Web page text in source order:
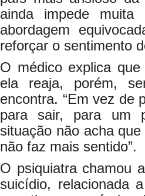
ainda impede
abordagem
reforçar o sentimento
O médico explica
ela reaja, porém,
encontra. “Em vez de
para sair, para um
situação não acha
não faz mais sentido”.
O psiquiatra chamou
suicídio, relacionada